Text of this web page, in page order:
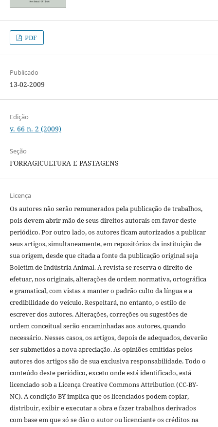
PDF
Publicado
13-02-2009
Edição
v. 66 n. 2 (2009)
Seção
FORRAGICULTURA E PASTAGENS
Licença
Os autores não serão remunerados pela publicação de trabalhos,
pois devem abrir mão de seus direitos autorais em favor deste
periódico. Por outro lado, os autores ficam autorizados a publicar
seus artigos, simultaneamente, em repositórios da instituição de
sua origem, desde que citada a fonte da publicação original seja
Boletim de Indústria Animal. A revista se reserva o direito de
efetuar, nos originais, alterações de ordem normativa, ortográfica
e gramatical, com vistas a manter o padrão culto da língua e a
credibilidade do veículo. Respeitará, no entanto, o estilo de
escrever dos autores. Alterações, correções ou sugestões de
ordem conceitual serão encaminhadas aos autores, quando
necessário. Nesses casos, os artigos, depois de adequados, deverão
ser submetidos a nova apreciação. As opiniões emitidas pelos
autores dos artigos são de sua exclusiva responsabilidade. Todo o
conteúdo deste periódico, exceto onde está identificado, está
licenciado sob a Licença Creative Commons Attribution (CC-BY-
NC). A condição BY implica que os licenciados podem copiar,
distribuir, exibir e executar a obra e fazer trabalhos derivados
com base em que só se dão o autor ou licenciante os créditos na